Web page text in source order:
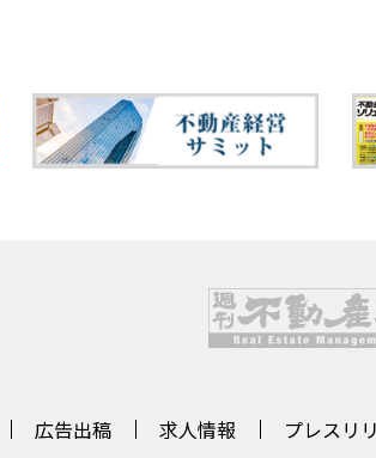
広告出稿 求人情報 プレスリ